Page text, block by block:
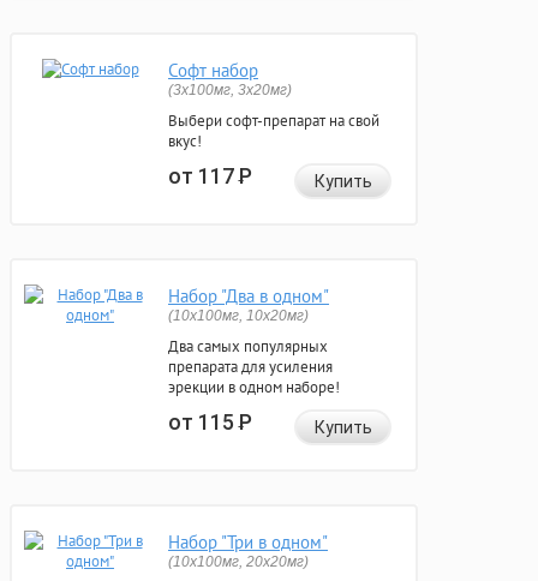
Софт набор
(3x100мг, 3x20мг)
Выбери софт-препарат на свой
вкус!
от 117Р Купить
Набор "Два в одном"
(10x100мг, 10x20мг)
Два самых популярных
препарата для усиления
эрекции в одном наборе!
от 115Р Купить
Набор "Три в одном"
(10x100мг, 20x20мг)